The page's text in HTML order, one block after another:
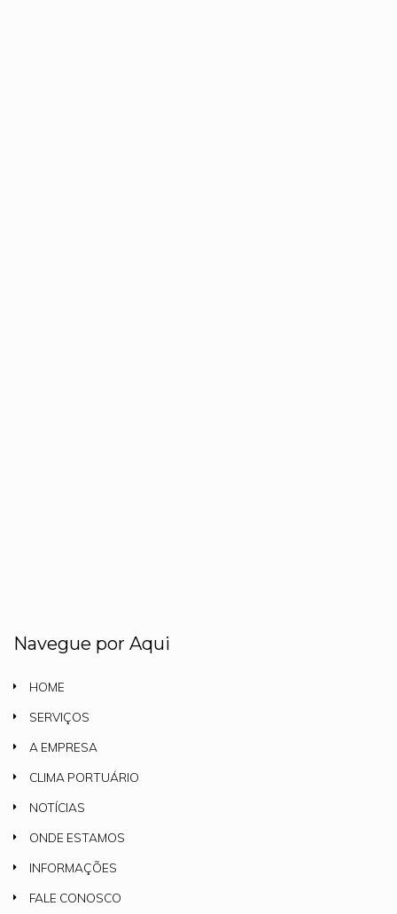
Navegue por Aqui
HOME
SERVIÇOS
A EMPRESA
CLIMA PORTUÁRIO
NOTÍCIAS
ONDE ESTAMOS
INFORMAÇÕES
FALE CONOSCO